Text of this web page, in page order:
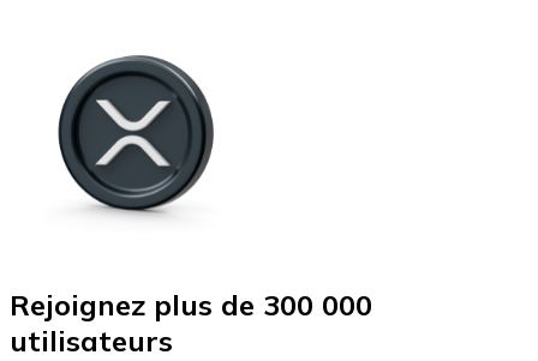
Rejoignez plus de 300 000
utilisateurs